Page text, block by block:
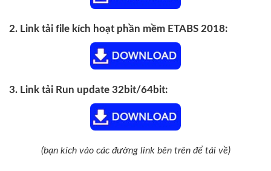
2. Link tải file kích hoạt phần mềm ETABS 2018:
3. Link tải Run update 32bit/64bit:
(bạn kích vào các đường link bên trên để tải về)